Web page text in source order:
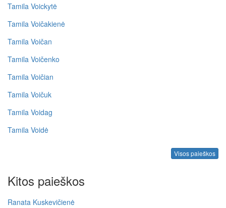
Tamila Voickytė
Tamila Voičakienė
Tamila Voičan
Tamila Voičenko
Tamila Voičian
Tamila Voičuk
Tamila Voidag
Tamila Voidė
Visos paieškos
Kitos paieškos
Ranata Kuskevičienė